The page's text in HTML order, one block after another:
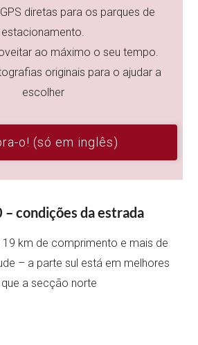
diretas para os parques de
estacionamento.
ao máximo o seu tempo.
originais para o ajudar a
escolher
o! (só em inglês)
– condições da estrada
km de comprimento e mais de
– a parte sul está em melhores
a secção norte